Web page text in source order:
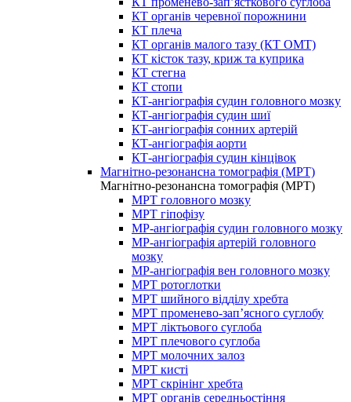
КТ органів черевної порожнини
КТ плеча
КТ органів малого тазу (КТ ОМТ)
КТ кісток тазу, криж та куприка
КТ стегна
КТ стопи
КТ-ангіографія судин головного мозку
КТ-ангіографія судин шиї
КТ-ангіографія сонних артерій
КТ-ангіографія аорти
КТ-ангіографія судин кінцівок
Магнітно-резонансна томографія (МРТ)
Магнітно-резонансна томографія (МРТ)
МРТ головного мозку
МРТ гіпофізу
МР-ангіографія судин головного мозку
МР-ангіографія артерій головного
мозку
МР-ангіографія вен головного мозку
МРТ ротоглотки
МРТ шийного відділу хребта
МРТ променево-зап’ясного суглобу
МРТ ліктьового суглоба
МРТ плечового суглоба
МРТ молочних залоз
МРТ кисті
МРТ скрінінг хребта
МРТ органів середньостіння